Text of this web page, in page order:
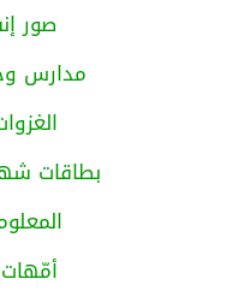
صور
مدارس
بطاقات